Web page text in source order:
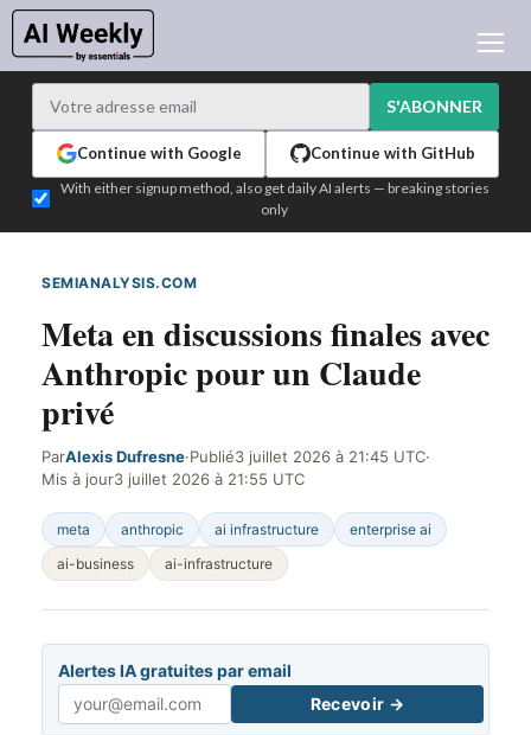
APPRENDRE L'IA
L'ACTU IA DU JOUR
TEST EDITION BUILDER
CONNEXION
S'ABONNER
Continue with Google Continue with GitHub
With either signup method, also get daily AI alerts — breaking stories
only
SEMIANALYSIS.COM
Meta en discussions finales avec
Anthropic pour un Claude
privé
ParAlexis Dufresne·Publié3 juillet 2026 à 21:45 UTC·
Mis à jour3 juillet 2026 à 21:55 UTC
meta anthropic ai infrastructure
enterprise ai
ai-business
ai-infrastructure
Alertes IA gratuites par email
Email
Recevoir →